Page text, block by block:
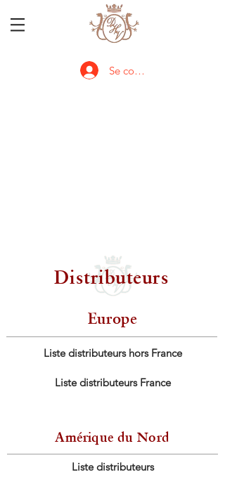
Se connecter
Distributeurs
Europe
Liste distributeurs hors France
Liste distributeurs France
Amérique du Nord
Liste distributeurs